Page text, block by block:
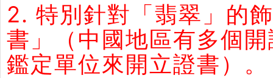
2. 特別針對「翡翠」的
書」（中國地區有多個
鑑定單位來開立證書）。